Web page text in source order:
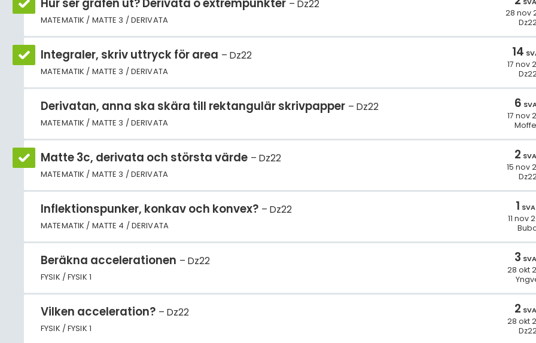
Hur ser grafen ut? Derivata o extrempunkter Dz22
MATEMATIK / MATTE 3 / DERIVATA
28 nov
Integraler, skriv uttryck för area Dz22
MATEMATIK / MATTE 3 / DERIVATA
14
17 nov
Derivatan, anna ska skära till rektangulär skrivpapper Dz22
MATEMATIK / MATTE 3 / DERIVATA
6
17 nov
Matte 3c, derivata och största värde Dz22
MATEMATIK / MATTE 3 / DERIVATA
2
15 nov
Inflektionspunker, konkav och konvex? Dz22
MATEMATIK / MATTE 4 / DERIVATA
1
11 nov
Beräkna accelerationen Dz22
FYSIK / FYSIK 1
3
28 okt
Vilken acceleration? Dz22
FYSIK / FYSIK 1
2
28 okt